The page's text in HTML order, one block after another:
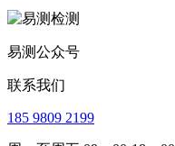
易测公众号
联系我们
185 9809 2199